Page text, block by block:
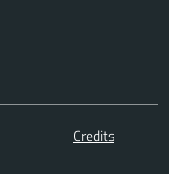
Credits